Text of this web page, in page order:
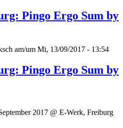
Pingo Ergo Sum by
am/um Mi, 13/09/2017 - 13:54
Pingo Ergo Sum by
2017 @ E-Werk, Freiburg